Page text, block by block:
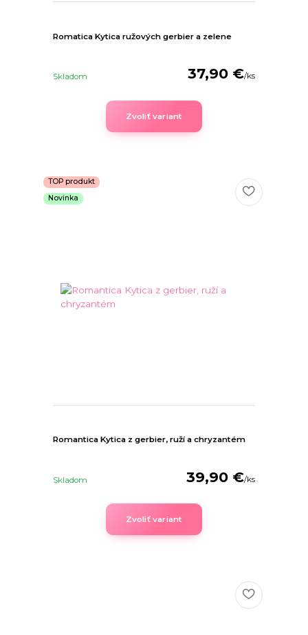
Romatica Kytica ružových gerbier a zelene
37,90 €/ks
Skladom
Zvoliť variant
TOP produkt
Novinka
Romantica Kytica z gerbier, ruží a chryzantém
39,90 €/ks
Skladom
Zvoliť variant